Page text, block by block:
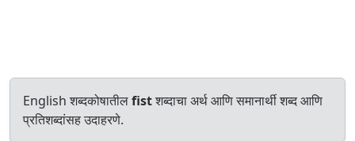
English शब्दकोषातीलfistशब्दाचा अर्थ आणि समानार्थी शब्द आणि
प्रतिशब्दांसह उदाहरणे.